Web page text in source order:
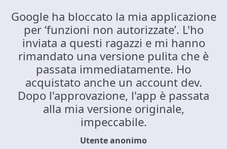
Google ha bloccato la mia applicazione
per ‘funzioni non autorizzate’. L'ho
inviata a questi ragazzi e mi hanno
rimandato una versione pulita che è
passata immediatamente. Ho
acquistato anche un account dev.
Dopo l'approvazione, l'app è passata
alla mia versione originale,
impeccabile.
Utente anonimo